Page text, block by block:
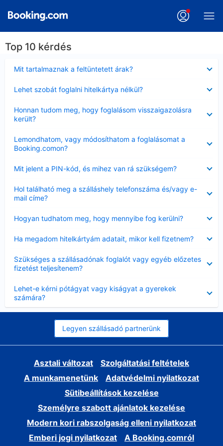
Top 10 kérdés
Mit tartalmaznak a feltüntetett árak?
Lehet szobát foglalni hitelkártya nélkül?
Honnan tudom meg, hogy foglalásom visszaigazolásra
került?
Lemondhatom, vagy módosíthatom a foglalásomat a
Booking.comon?
Mit jelent a PIN-kód, és mihez van rá szükségem?
Hol található meg a szálláshely telefonszáma és/vagy e-
mail címe?
Hogyan tudhatom meg, hogy mennyibe fog kerülni?
Ha megadom hitelkártyám adatait, mikor kell fizetnem?
Szükséges a szállásadónak foglalót vagy egyéb előzetes
fizetést teljesítenem?
Lehet-e kérni pótágyat vagy kiságyat a gyerekek
számára?
Legyen szállásadó partnerünk
Asztali változat
Szolgáltatási feltételek
A munkamenetünk
Adatvédelmi nyilatkozat
Sütibeállítások kezelése
Személyre szabott ajánlatok kezelése
Modern kori rabszolgaság elleni nyilatkozat
Emberi jogi nyilatkozat
A Booking.comról